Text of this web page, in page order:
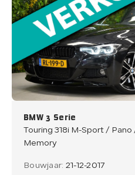
BMW 3 Serie
Touring 318i M-Sport /
Memory
Bouwjaar: 21-12-2017